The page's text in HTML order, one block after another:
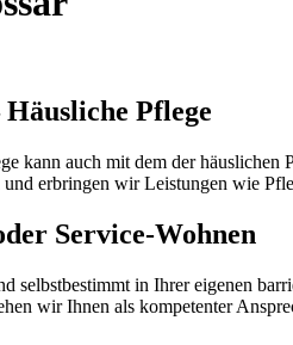
Pflege
kann auch mit dem der
erbringen wir Leistungen wie
Service-Wohnen
selbstbestimmt in Ihrer eigenen
wir Ihnen als kompetenter